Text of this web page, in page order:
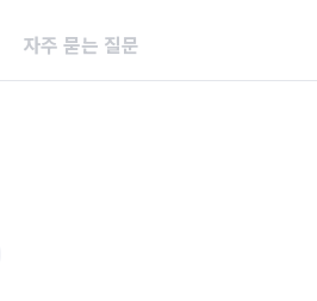
자주 묻는 질문